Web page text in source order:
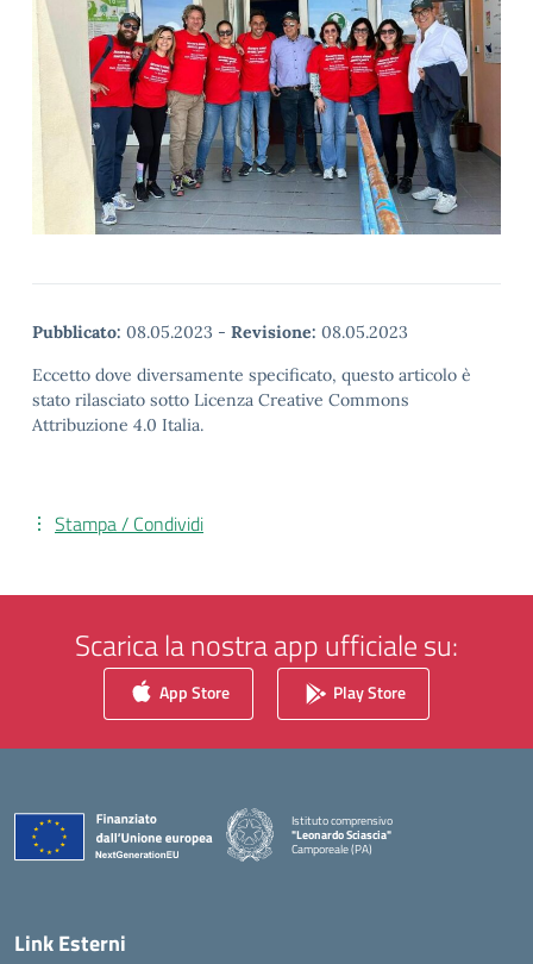
Pubblicato: 08.05.2023 - Revisione: 08.05.2023
Eccetto dove diversamente specificato, questo articolo è
stato rilasciato sotto Licenza Creative Commons
Attribuzione 4.0 Italia.
Stampa / Condividi
Scarica la nostra app ufficiale su:
App Store Play Store
Istituto comprensivo
"Leonardo Sciascia"
Camporeale (PA)
— Visita la pagina iniziale della scuola
Link Esterni